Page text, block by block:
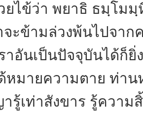
ยไข้ว่า พยาธิ ธมฺโม
จะข้ามล่วงพ้นไปจา
อันเป็นปัจจุบันได้ก็ยิ่
หมายความตาย ท่า
รู้เท่าสังขาร รู้ความ